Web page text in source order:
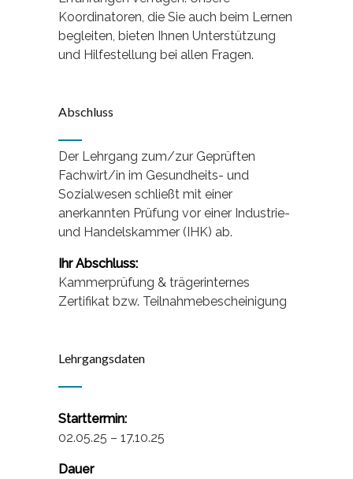
Koordinatoren, die Sie auch beim Lernen
begleiten, bieten Ihnen Unterstützung
und Hilfestellung bei allen Fragen.
Abschluss
Der Lehrgang zum/zur Geprüften
Fachwirt/in im Gesundheits- und
Sozialwesen schließt mit einer
anerkannten Prüfung vor einer Industrie-
und Handelskammer (IHK) ab.
Ihr Abschluss:
Kammerprüfung & trägerinternes
Zertifikat bzw. Teilnahmebescheinigung
Lehrgangsdaten
Starttermin:
02.05.25 – 17.10.25
Dauer